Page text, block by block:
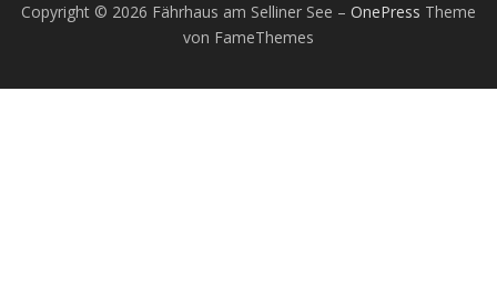
Copyright © 2026 Fährhaus am Selliner See – OnePress Theme
von FameThemes